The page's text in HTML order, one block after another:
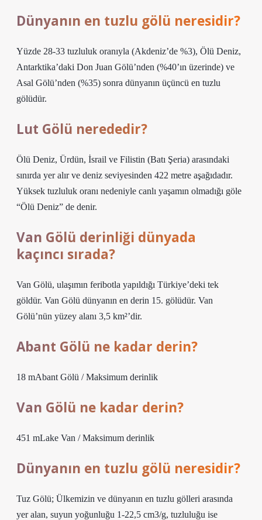
Dünyanın en tuzlu gölü neresidir?
Yüzde 28-33 tuzluluk oranıyla (Akdeniz’de %3), Ölü Deniz,
Antarktika’daki Don Juan Gölü’nden (%40’ın üzerinde) ve
Asal Gölü’nden (%35) sonra dünyanın üçüncü en tuzlu
gölüdür.
Lut Gölü nerededir?
Ölü Deniz, Ürdün, İsrail ve Filistin (Batı Şeria) arasındaki
sınırda yer alır ve deniz seviyesinden 422 metre aşağıdadır.
Yüksek tuzluluk oranı nedeniyle canlı yaşamın olmadığı göle
“Ölü Deniz” de denir.
Van Gölü derinliği dünyada
kaçıncı sırada?
Van Gölü, ulaşımın feribotla yapıldığı Türkiye’deki tek
göldür. Van Gölü dünyanın en derin 15. gölüdür. Van
Gölü’nün yüzey alanı 3,5 km²’dir.
Abant Gölü ne kadar derin?
18 mAbant Gölü / Maksimum derinlik
Van Gölü ne kadar derin?
451 mLake Van / Maksimum derinlik
Dünyanın en tuzlu gölü neresidir?
Tuz Gölü; Ülkemizin ve dünyanın en tuzlu gölleri arasında
yer alan, suyun yoğunluğu 1-22,5 cm3/g, tuzluluğu ise